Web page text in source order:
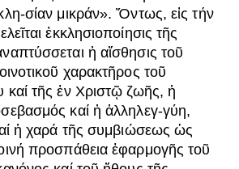
σίαν μικράν». Ὄντως, εἰς τήν
ἐκκλησιοποίησις τῆς
ἡ αἴσθησις τοῦ
χαρακτῆρος τοῦ
καί τῆς ἐν Χριστῷ ζωῆς, ἡ
καί ἡ ἀλληλεγ-γύη,
ἡ χαρά τῆς συμβιώσεως ὡς
προσπάθεια ἐφαρμογῆς τοῦ